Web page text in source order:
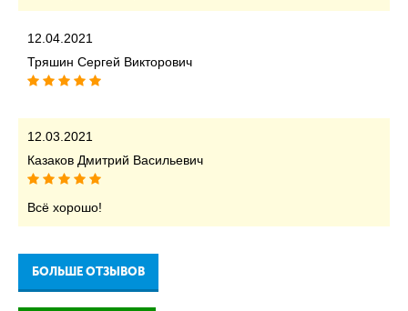
12.04.2021
Тряшин Сергей Викторович
12.03.2021
Казаков Дмитрий Васильевич
Всё хорошо!
БОЛЬШЕ ОТЗЫВОВ